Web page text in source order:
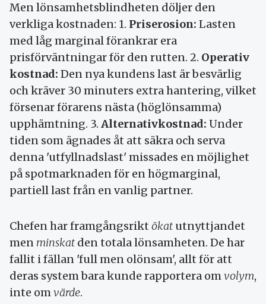
Men lönsamhetsblindheten döljer den
verkliga kostnaden: 1. Priserosion: Lasten
med låg marginal förankrar era
prisförväntningar för den rutten. 2. Operativ
kostnad: Den nya kundens last är besvärlig
och kräver 30 minuters extra hantering, vilket
försenar förarens nästa (höglönsamma)
upphämtning. 3. Alternativkostnad: Under
tiden som ägnades åt att säkra och serva
denna 'utfyllnadslast' missades en möjlighet
på spotmarknaden för en högmarginal,
partiell last från en vanlig partner.
Chefen har framgångsrikt ökat utnyttjandet
men minskat den totala lönsamheten. De har
fallit i fällan 'full men olönsam', allt för att
deras system bara kunde rapportera omvolym,
inte omvärde.